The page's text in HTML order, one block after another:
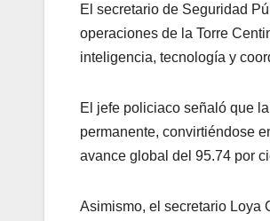
El secretario de Seguridad
operaciones de la Torre
inteligencia, tecnología y
El jefe policiaco señaló que
permanente, convirtiéndose
avance global del 95.74 por
Asimismo, el secretario Loya